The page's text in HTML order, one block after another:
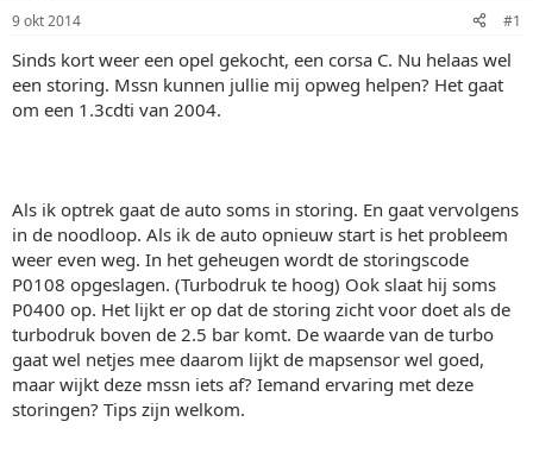
t
a
r
e
r
u
m
9 okt 2014 #1
Sinds kort weer een opel gekocht, een corsa C. Nu helaas wel
een storing. Mssn kunnen jullie mij opweg helpen? Het gaat
om een 1.3cdti van 2004.
Als ik optrek gaat de auto soms in storing. En gaat vervolgens
in de noodloop. Als ik de auto opnieuw start is het probleem
weer even weg. In het geheugen wordt de storingscode
P0108 opgeslagen. (Turbodruk te hoog) Ook slaat hij soms
P0400 op. Het lijkt er op dat de storing zicht voor doet als de
turbodruk boven de 2.5 bar komt. De waarde van de turbo
gaat wel netjes mee daarom lijkt de mapsensor wel goed,
maar wijkt deze mssn iets af? Iemand ervaring met deze
storingen? Tips zijn welkom.